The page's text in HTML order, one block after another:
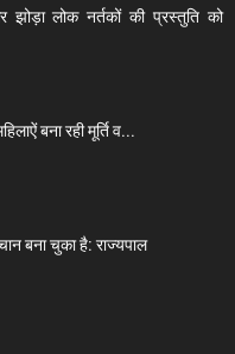
झोड़ा लोक नर्तकों की प्रस्तुति को
बना रही मूर्ति व...
बना चुका है: राज्यपाल